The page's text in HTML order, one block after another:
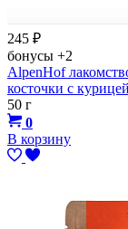
245 ₽
бонусы +2
AlpenHof
косточки с курицей
50 г
0
В корзину